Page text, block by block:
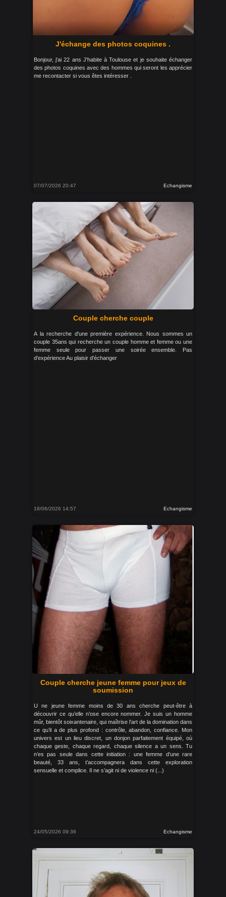
J'échange des photos coquines .
Bonjour, j'ai 22 ans J'habite à Toulouse et je souhaite échanger
des photos coquines avec des hommes qui seront les apprécier
me recontacter si vous êtes intéresser .
07/07/2026 20:47 Echangisme
Couple cherche couple
A la recherche d'une première expérience. Nous sommes un
couple 35ans qui recherche un couple homme et femme ou une
femme seule pour passer une soirée ensemble. Pas
d'expérience Au plaisir d'échanger
18/06/2026 14:57 Echangisme
Couple cherche jeune femme pour jeux de
soumission
U ne jeune femme moins de 30 ans cherche peut-être à
découvrir ce qu’elle n’ose encore nommer. Je suis un homme
mûr, bientôt soixantenaire, qui maîtrise l’art de la domination dans
ce qu’il a de plus profond : contrôle, abandon, confiance. Mon
univers est un lieu discret, un donjon parfaitement équipé, où
chaque geste, chaque regard, chaque silence a un sens. Tu
n’es pas seule dans cette initiation : une femme d’une rare
beauté, 33 ans, t’accompagnera dans cette exploration
sensuelle et complice. Il ne s’agit ni de violence ni (...)
24/05/2026 09:36 Echangisme